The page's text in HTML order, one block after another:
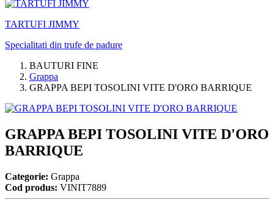
TARTUFI JIMMY
Specialitati din trufe de padure
BAUTURI FINE
Grappa
GRAPPA BEPI TOSOLINI VITE D'ORO BARRIQUE
GRAPPA BEPI TOSOLINI VITE D'ORO
BARRIQUE
Categorie: Grappa
Cod produs: VINIT7889